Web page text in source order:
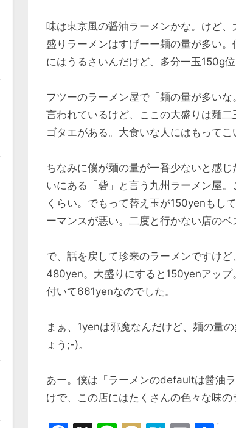
味は東京風の醤油ラーメンかな。けど
盛りラーメンはすげーー麺の量が多い
にはうるさいんだけど、多分一玉150g位
フツーのラーメン屋で「麺の量が多い
言われているけど、ここの大盛りは麺
ゴタエがある。大食いな人にはもってこ
ちなみに僕が麺の量が一番少ないと感
いにある「砦」と言う九州ラーメン屋
くらい。でもって替え玉が150yenもし
ーマンスが悪い。二度と行かない店のベ
で、話を戻して珍来のラーメンですけ
480yen。大盛りにすると150yenアップ
付いて661yenなのでした。
まぁ、1yenは邪魔なんだけど、麺の量
ょう;-)。
あー。僕は「ラーメンのdefaultは醤油
けで、この店にはたくさんの色々な味の